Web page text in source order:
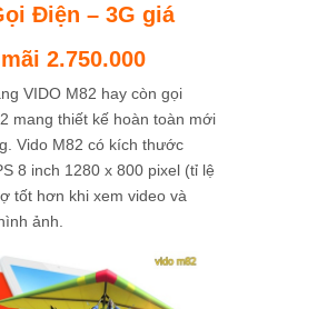
Điện – 3G giá
2.750.000
VIDO M82 hay còn gọi
mang thiết kế hoàn toàn mới
Vido M82 có kích thước
8 inch 1280 x 800 pixel (tỉ lệ
tốt hơn khi xem video và
ảnh.